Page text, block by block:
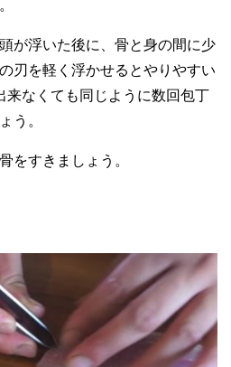
が浮いた後に、骨と身の間に少
刃を軽く浮かせるとやりやすい
来なくても同じように数回包丁
う。
をすきましょう。